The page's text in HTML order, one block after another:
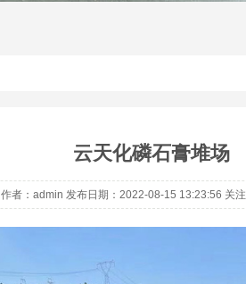
云天化磷石膏堆场
作者：admin 发布日期：2022-08-15 13:23:56 关